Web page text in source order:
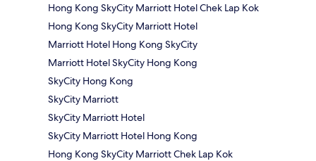
Hong Kong SkyCity Marriott Hotel Chek Lap Kok
Hong Kong SkyCity Marriott Hotel
Marriott Hotel Hong Kong SkyCity
Marriott Hotel SkyCity Hong Kong
SkyCity Hong Kong
SkyCity Marriott
SkyCity Marriott Hotel
SkyCity Marriott Hotel Hong Kong
Hong Kong SkyCity Marriott Chek Lap Kok